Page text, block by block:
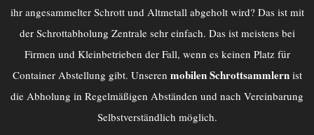
ihr angesammelter Schrott und Altmetall abgeholt wird? Das ist mit
der Schrottabholung Zentralesehr einfach. Das ist meistens bei
Firmen und Kleinbetrieben der Fall, wenn es keinen Platz für
Container Abstellung gibt. Unseren mobilen Schrottsammlernist
die Abholung in Regelmäßigen Abständen und nach Vereinbarung
Selbstverständlich möglich.